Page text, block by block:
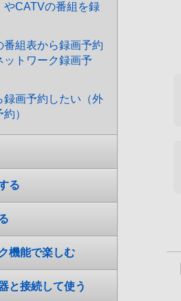
やCATVの番組を録
番組表から録画予約
ットワーク録画予
録画予約したい（外
）
る
機能で楽しむ
と接続して使う